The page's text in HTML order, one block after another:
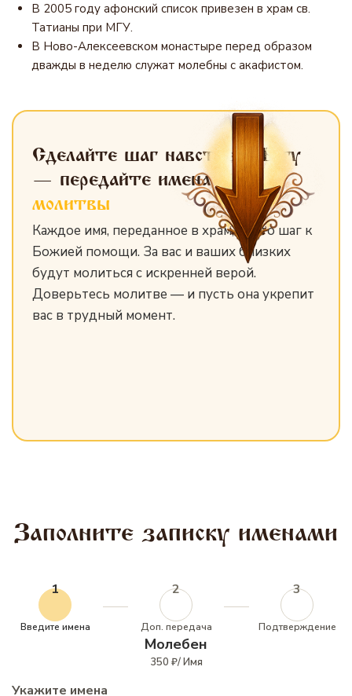
В 2005 году афонский список привезен в храм св.
Татианы при МГУ.
В Ново-Алексеевском монастыре перед образом
дважды в неделю служат молебны с акафистом.
Сделайте шаг навстречу Богу
— передайте именадля
молитвы
Каждое имя, переданное в храм, — это шаг к
Божией помощи. За вас и ваших близких
будут молиться с искренней верой.
Доверьтесь молитве — и пусть она укрепит
вас в трудный момент.
Заполните записку именами
1
Введите имена
2
Доп. передача
3
Подтверждение
Молебен
350 ₽/ Имя
Укажите имена